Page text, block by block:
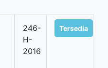
246-
H-
2016
Tersedia